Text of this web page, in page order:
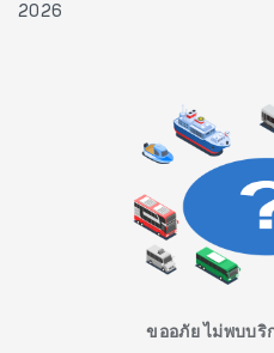
2026
ขออภัย ไม่พบบริ